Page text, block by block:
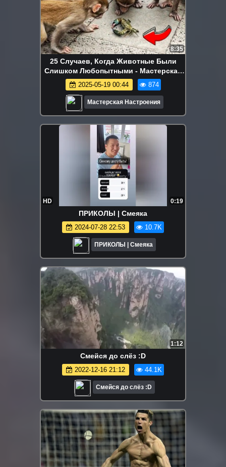
8:35
25 Случаев, Когда Животные Были
Слишком Любопытными - Мастерская
Настроения
2025-05-19 00:44 874
Мастерская Настроения
HD 0:19
ПРИКОЛЫ | Смеяка
2024-07-28 22:53 10.7K
ПРИКОЛЫ | Смеяка
1:12
Смейся до слёз :D
2022-12-16 21:12 44.1K
Смейся до слёз :D